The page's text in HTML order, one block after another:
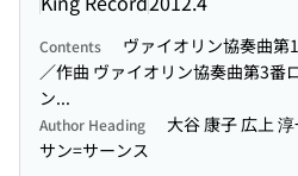
Contents ヴァイオリン協奏曲第
／作曲 ヴァイオリン協奏曲第3番
ン...
Author Heading 大谷 康子 広上
サン=サーンス